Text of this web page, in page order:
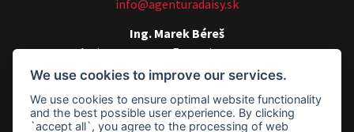
info@agenturadaisy.sk
Ing. Marek Béreš
Artists manager, Executive manager
+421 907 540 518
agenturadaisy@agenturadaisy.sk
We use cookies to improve our services.
We use cookies to ensure optimal website functionality
and the best possible user experience. By clicking
`accept all`, you agree to the processing of web